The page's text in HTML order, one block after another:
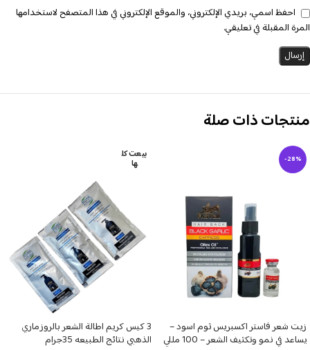
احفظ اسمي، بريدي الإلكتروني، والموقع الإلكتروني في هذا المتصفح لاستخدامها
المرة المقبلة في تعليقي.
منتجات ذات صلة
-28%
زيت شعر فاستر اكسبريس ثوم اسود –
يساعد في نمو وتكثيف الشعر – 100 مللي
بيعت كل
ها
3 كيس كريم اطالة الشعر بالروزماري
الذهبي نتائج الطبيعه 35جرام